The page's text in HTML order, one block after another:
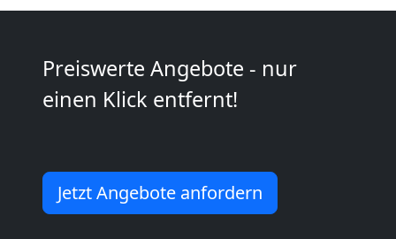
Preiswerte Angebote - nur
einen Klick entfernt!
Jetzt Angebote anfordern
Möbelmontage
Wolfsberg
Möbeltransport
Wolfsberg